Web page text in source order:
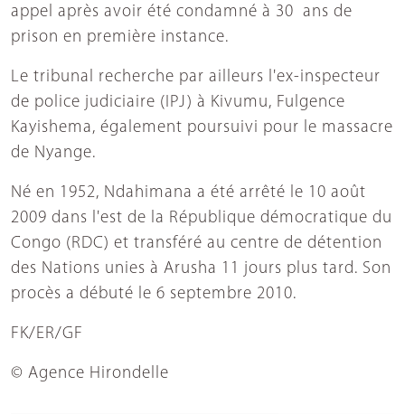
appel après avoir été condamné à 30 ans de
prison en première instance.
Le tribunal recherche par ailleurs l'ex-inspecteur
de police judiciaire (IPJ) à Kivumu, Fulgence
Kayishema, également poursuivi pour le massacre
de Nyange.
Né en 1952, Ndahimana a été arrêté le 10 août
2009 dans l'est de la République démocratique du
Congo (RDC) et transféré au centre de détention
des Nations unies à Arusha 11 jours plus tard. Son
procès a débuté le 6 septembre 2010.
FK/ER/GF
© Agence Hirondelle